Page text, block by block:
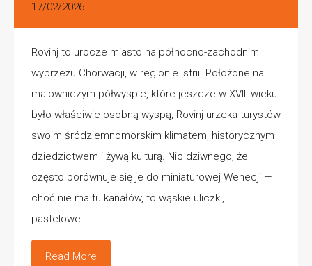
17/02/2026
Rovinj to urocze miasto na północno-zachodnim
wybrzeżu Chorwacji, w regionie Istrii. Położone na
malowniczym półwyspie, które jeszcze w XVIII wieku
było właściwie osobną wyspą, Rovinj urzeka turystów
swoim śródziemnomorskim klimatem, historycznym
dziedzictwem i żywą kulturą. Nic dziwnego, że
często porównuje się je do miniaturowej Wenecji —
choć nie ma tu kanałów, to wąskie uliczki,
pastelowe…
Read More